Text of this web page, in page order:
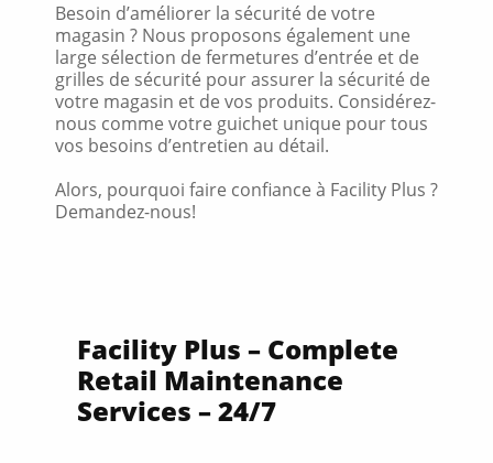
Besoin d’améliorer la sécurité de votre
magasin ? Nous proposons également une
large sélection de fermetures d’entrée et de
grilles de sécurité pour assurer la sécurité de
votre magasin et de vos produits. Considérez-
nous comme votre guichet unique pour tous
vos besoins d’entretien au détail.
Alors, pourquoi faire confiance à Facility Plus ?
Demandez-nous!
Facility Plus – Complete
Retail Maintenance
Services – 24/7